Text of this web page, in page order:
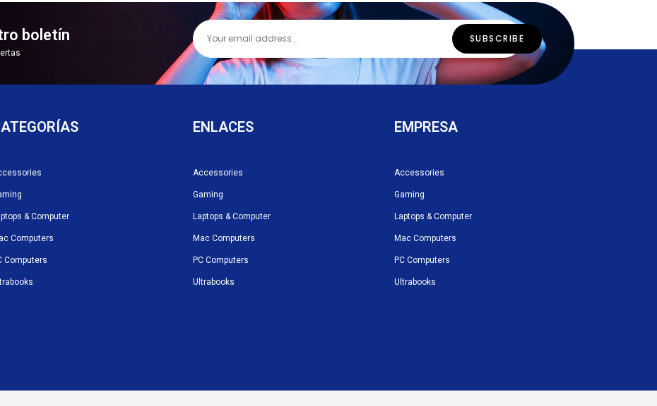
boletín
& Computer
Computers
Computers
ENLACES
Accessories
Gaming
Laptops & Computer
Mac Computers
PC Computers
Ultrabooks
EMPRESA
Accessories
Gaming
Laptops & Computer
Mac Computers
PC Computers
Ultrabooks